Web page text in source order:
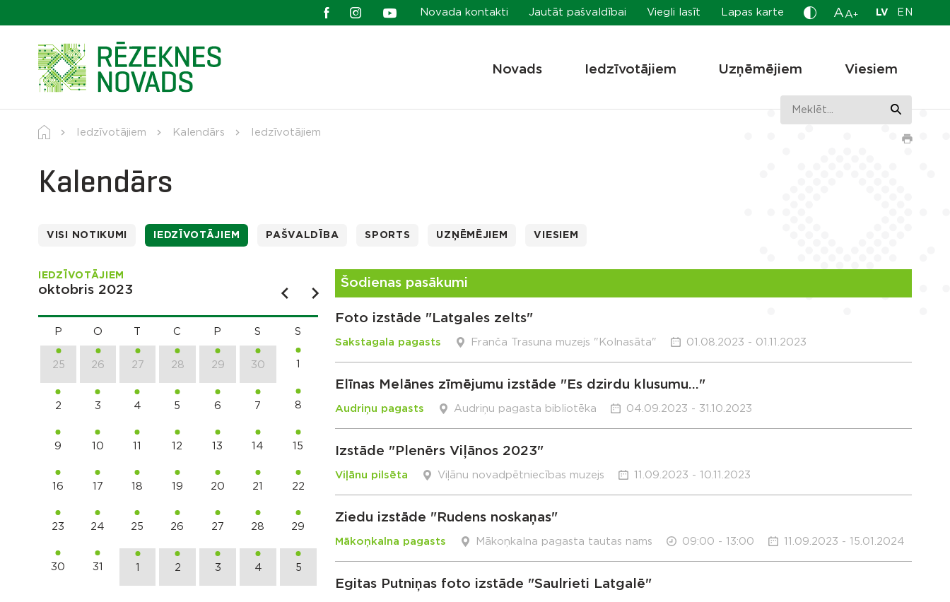
Novada kontakti Jautāt pašvaldībai Viegli lasīt Lapas karte A A+ LV EN
Novads Iedzīvotājiem Uzņēmējiem Viesiem
Iedzīvotājiem Kalendārs Iedzīvotājiem
Kalendārs
VISI NOTIKUMI IEDZĪVOTĀJIEM PAŠVALDĪBA SPORTS UZŅĒMĒJIEM VIESIEM
IEDZĪVOTĀJIEM
oktobris 2023
P O C P S S
25 26 27 28 29 30 1
2 3 4 5 6 7 8
9 10 11 12 13 14 15
16 17 18 19 20 21 22
23 24 25 26 27 28 29
30 31 1 2 3 4 5
Šodienas pasākumi
Foto izstāde "Latgales zelts"
Sakstagala pagasts Franča Trasuna muzejs "Kolnasāta" 01.08.2023 - 01.11.2023
Elīnas Melānes zīmējumu izstāde "Es dzirdu klusumu..."
Audriņu pagasts Audriņu pagasta bibliotēka 04.09.2023 - 31.10.2023
Izstāde "Plenērs Viļānos 2023"
Viļānu pilsēta Viļānu novadpētniecības muzejs 11.09.2023 - 10.11.2023
Ziedu izstāde "Rudens noskaņas"
Mākoņkalna pagasts Mākoņkalna pagasta tautas nams 09:00 - 13:00 11.09.2023 - 15.01.2024
Egitas Putniņas foto izstāde "Saulrieti Latgalē"